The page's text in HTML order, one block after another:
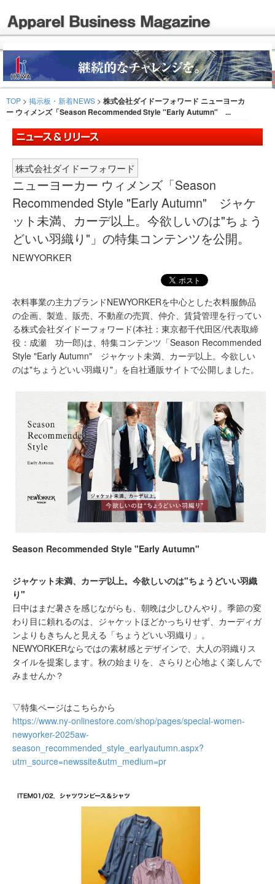
TOP > 掲示板・新着NEWS > 株式会社ダイドーフォワード ニューヨーカ
ー ウィメンズ「Season Recommended Style "Early Autumn" ...
株式会社ダイドーフォワード
ニューヨーカー ウィメンズ「Season
Recommended Style "Early Autumn" ジャケ
ット未満、カーデ以上。今欲しいのは"ちょう
どいい羽織り"」の特集コンテンツを公開。
NEWYORKER
衣料事業の主力ブランドNEWYORKERを中心とした衣料服飾品
の企画、製造、販売、不動産の売買、仲介、賃貸管理を行ってい
る株式会社ダイドーフォワード(本社：東京都千代田区/代表取締
役：成瀬 功一郎)は、特集コンテンツ「Season Recommended
Style "Early Autumn" ジャケット未満、カーデ以上。今欲しい
のは"ちょうどいい羽織り"」を⾃社通販サイトで公開しました。
Season Recommended Style "Early Autumn"
ジャケット未満、カーデ以上。今欲しいのは"ちょうどいい羽織
り"
日中はまだ暑さを感じながらも、朝晩は少しひんやり。季節の変
わり目に頼れるのは、ジャケットほどかっちりせず、カーディガ
ンよりもきちんと見える「ちょうどいい羽織り」。
NEWYORKERならではの素材感とデザインで、大人の羽織りス
タイルを提案します。秋の始まりを、さらりと心地よく楽しんで
みませんか？
▽特集ページはこちらから
https://www.ny-onlinestore.com/shop/pages/special-women-
newyorker-2025aw-
season_recommended_style_earlyautumn.aspx?
utm_source=newssite&utm_medium=pr